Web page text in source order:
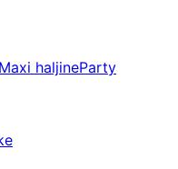
Maxi haljineParty